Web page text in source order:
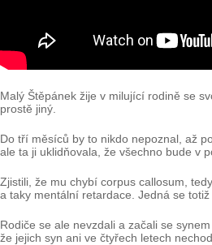
Malý Štěpánek žije v milující rodině se
prostě jiný.
Do tří měsíců by to nikdo nepoznal, až
ale ta ji uklidňovala, že všechno bude v
Zjistili, že mu chybí corpus callosum,
a taky mentální retardace. Jedná se
Rodiče se ale nevzdali a začali se
že jejich syn ani ve čtyřech letech